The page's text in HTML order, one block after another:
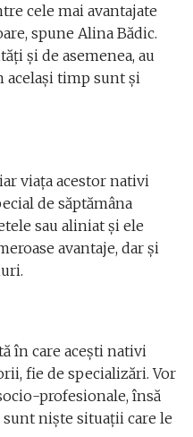
cele mai avantajate
spune Alina Bădic.
și de asemenea, au
același timp sunt și
viața acestor nativi
de săptămâna
sau aliniat și ele
avantaje, dar și
în care acești nativi
fie de specializări. Vor
profesionale, însă
niște situații care le